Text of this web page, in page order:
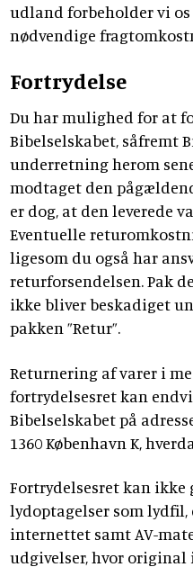
udland forbeholder vi
nødvendige
Fortrydelse
Du har mulighed for at
Bibelselskabet, såfremt
underretning herom
modtaget den
er dog, at den leverede
Eventuelle
ligesom du også har
returforsendelsen. Pak
ikke bliver beskadiget
pakken ”Retur”.
Returnering af varer i
fortrydelsesret kan
Bibelselskabet på
1360 København K,
Fortrydelsesret kan ikke
lydoptagelser som
internettet samt AV-
udgivelser, hvor